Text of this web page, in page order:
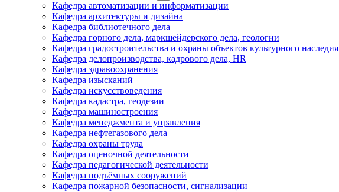
Кафедра автоматизации и информатизации
Кафедра архитектуры и дизайна
Кафедра библиотечного дела
Кафедра горного дела, маркшейдерского дела, геологии
Кафедра градостроительства и охраны объектов культурного наследия
Кафедра делопроизводства, кадрового дела, HR
Кафедра здравоохранения
Кафедра изысканий
Кафедра искусствоведения
Кафедра кадастра, геодезии
Кафедра машиностроения
Кафедра менеджмента и управления
Кафедра нефтегазового дела
Кафедра охраны труда
Кафедра оценочной деятельности
Кафедра педагогической деятельности
Кафедра подъёмных сооружений
Кафедра пожарной безопасности, сигнализации